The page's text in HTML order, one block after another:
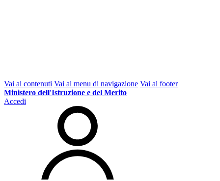
Vai ai contenuti Vai al menu di navigazione Vai al footer
Ministero dell'Istruzione e del Merito
Accedi